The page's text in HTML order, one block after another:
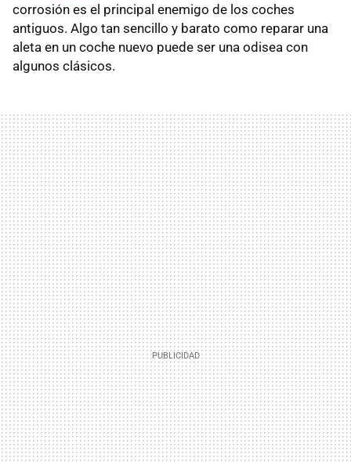
corrosión es el principal enemigo de los coches
antiguos. Algo tan sencillo y barato como reparar una
aleta en un coche nuevo puede ser una odisea con
algunos clásicos.